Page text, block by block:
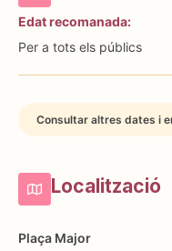
Edat recomanada:
Per a tots els públics
Consultar altres dates i
Localització
Plaça Major